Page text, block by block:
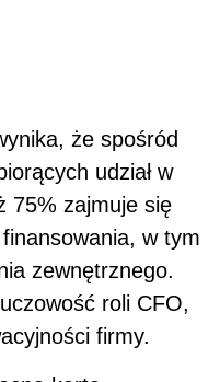
że spośród
udział w
75% zajmuje się
w tym
zewnętrznego.
roli CFO,
firmy.